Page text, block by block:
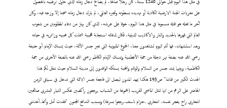
في مثل هذا اليوم قبل حوالي 1240 سنة، كان رجلا صالحا، لم يصالح دجال زمانه الذي حاول ترغيبه بالحصول
على مغريات الجنة الارضية الكاذبة أو تهديده بسطوته وتجبره العالمي، لم يترك دجال زمانه سجنا إلا وزجه فيه، وكان
آخر ما فعله هو قتله مسموما في مثل هذا اليوم، خوفا على عرشه، الذي كان يهتز من دعاء المظلومين من شعوب
العالم التي قهرها بالحديد والنار والاكاذيب الدينية، فكان لدعائه استجابة عجيبة شملت كل محبيه وزائريه في حياته
وبعد استشهاده، فها أنتم اليوم تشاهدون معنا، الجموع المليونية التي تعبر جسر الأئمة، حيث يمسك الإمام أبو حنيفة
رضي الله عنه بضفة نهر دجلة من جهة الأعظمية ويمسك الإمام الكاظم رضي الله عنه بالضفة الأخرى من جهة
الكاظمية، وبينهما يمتد جسر من السلام والوئام والمحبة يسلكه الوافدون إلى مدينة السلام حيث ننقل لكم هذا
الحدث الكبير من قناتنا" ص195 هكذا يمهد المدون ليصل الى فاجعة جسر الائمة التي تدخل في سياق الزمن
الحاضر على الرغم من انها تمثل الماضي القريب (مجموعة من الشباب يرجعون راكضين عكس التيار البشري صائحين:
انتحاري راح يفجر نفسه.. انتحاري ..حزام ناسف..رجعوا بسرعة) وبسبب التدافع المجنون "فقدت أمل وأمها..أخذتني